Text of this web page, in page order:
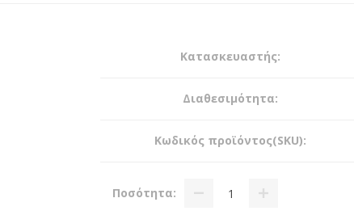
Κατασκευαστής:
Διαθεσιμότητα:
Κωδικός προϊόντος(SKU):
Ποσότητα: